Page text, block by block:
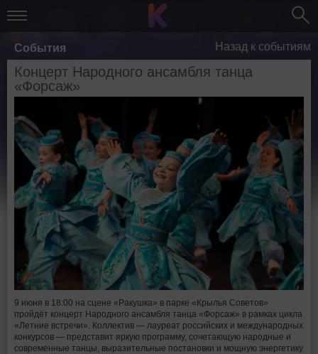
События Назад к событиям
Концерт Народного ансамбля танца
«Форсаж»
9 июня в 18:00 на сцене «Ракушка» в парке «Крылья Советов»
пройдёт концерт Народного ансамбля танца «Форсаж» в рамках цикла
«Летние встречи». Коллектив — лауреат российских и международных
конкурсов — представит яркую программу, сочетающую народные и
современные танцы, выразительные постановки и мощную энергетику